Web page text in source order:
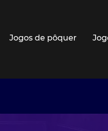
Jogos de pôquer